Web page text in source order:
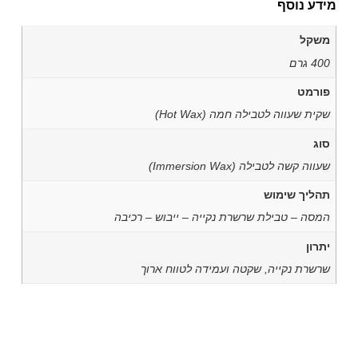
מידע נוסף
משקל
400 גרם
פורמט
שקית שעווה לטבילה חמה (Hot Wax)
סוג
שעווה קשה לטבילה (Immersion Wax)
תהליך שימוש
המסה – טבילת שרשרת נקייה – ייבוש – רכיבה
יתרון
שרשרת נקייה, שקטה ועמידה לטווח ארוך